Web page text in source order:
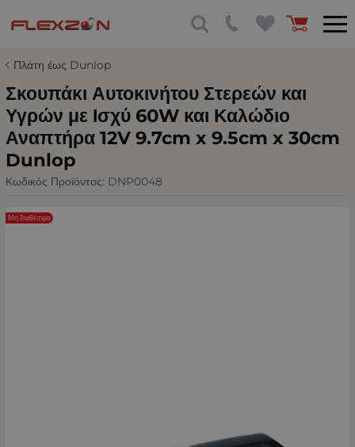
Πλάτη έως Dunlop
Σκουπάκι Αυτοκινήτου Στερεών και
Υγρών με Ισχύ 60W και Καλώδιο
Αναπτήρα 12V 9.7cm x 9.5cm x 30cm
Dunlop
Κωδικός Προϊόντος: DNP0048
Μη διαθέσιμο